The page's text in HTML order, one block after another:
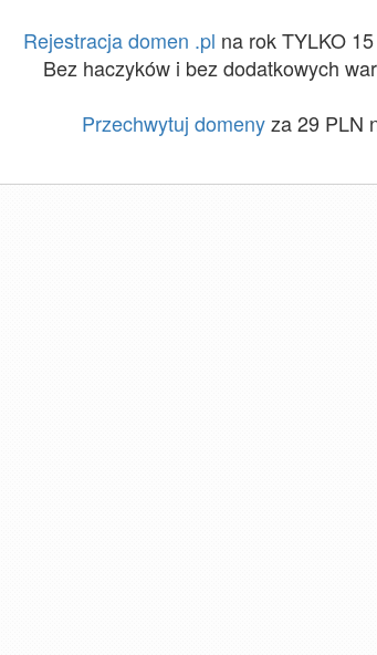
Rejestracja domen .pl na rok TYLKO
Bez haczyków i bez dodatkowych
Przechwytuj domenyza 29 PLN